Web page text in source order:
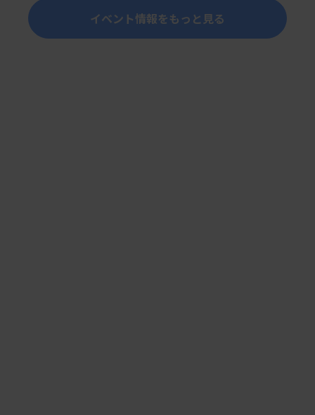
イベント情報をもっと見る